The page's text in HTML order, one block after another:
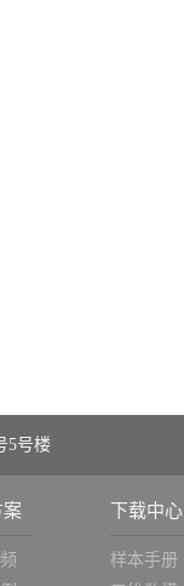
5号楼
案 下载中心
样本手册